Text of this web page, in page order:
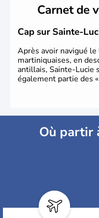
Carnet de
Cap sur Sainte-
Après avoir navigué
martiniquaises, en
antillais, Sainte-Lucie
également partie des
Où partir